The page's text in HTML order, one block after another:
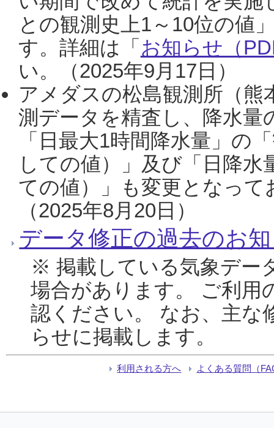
との観測史上1～10位の値
す。詳細は「 お知らせ（
い。（2025年9月17日）
アメダスの松島観測所（熊
測データを精査し、降水
「日最大1時間降水量」の
しての値）」及び「日降
ての値）」も変更となっ
（2025年8月20日）
データ修正の過去のお
※ 掲載している気象デー
場合があります。 ご利用
認ください。 なお、主な
らせに掲載します。
利用される方へ よくある質問（